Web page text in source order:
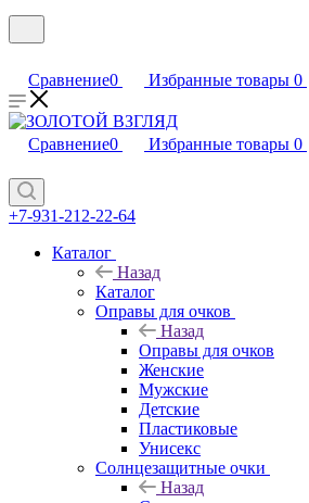
Сравнение0 Избранные товары 0
Сравнение0 Избранные товары 0
+7-931-212-22-64
Каталог
Назад
Каталог
Оправы для очков
Назад
Оправы для очков
Женские
Мужские
Детские
Пластиковые
Унисекс
Солнцезащитные очки
Назад